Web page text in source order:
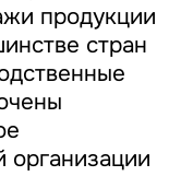
продукции
стран
организации